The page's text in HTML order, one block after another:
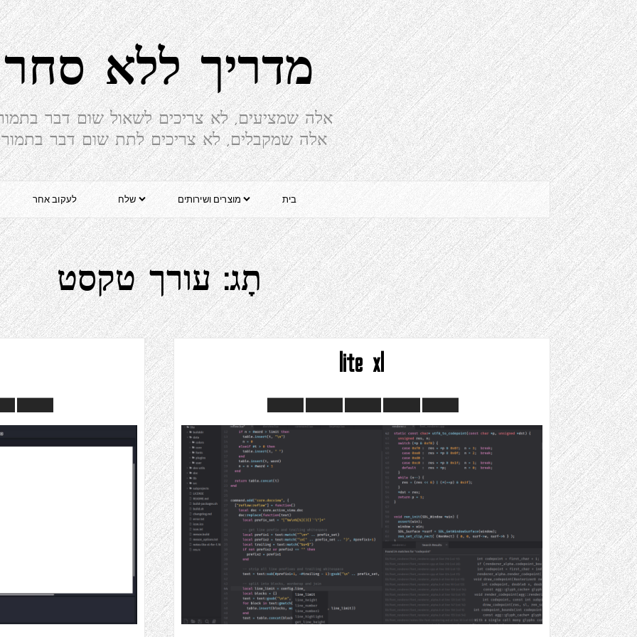
מדריך ללא סחר
אלה שמציעים, לא צריכים לשאול שום דבר
אלה שמקבלים, לא צריכים לתת שום דבר
בית מוצרים ושירותים שלח לעקוב אחר
תָג:עורך טקסט
lite xl